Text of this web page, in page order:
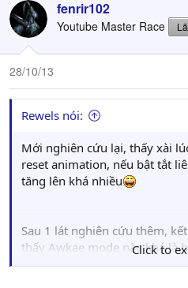
fenrir102
Youtube Master Race
28/10/13
Rewels nói:
Mới nghiên cứu lại, thấy xài
reset animation, nếu bật tắt
tăng lên khá nhiều
Sau 1 lát nghiên cứu thêm,
thấy Awkae mode này khá là
nào lúc vô awake mode cũng
Click to